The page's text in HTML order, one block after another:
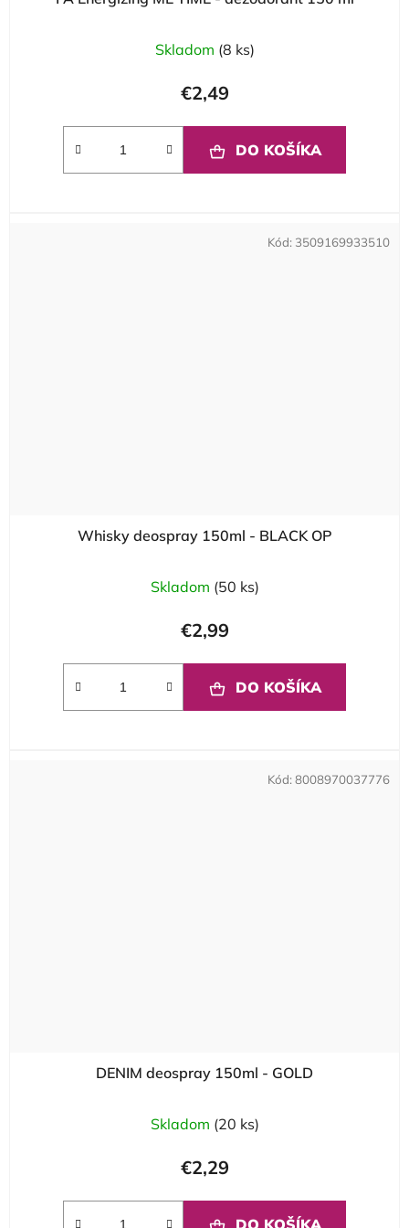
Skladom (8 ks)
€2,49
DO KOŠÍKA
Whisky deospray 150ml - BLACK OP
Skladom (50 ks)
€2,99
DO KOŠÍKA
Kód: 3509169933510
DENIM deospray 150ml - GOLD
Skladom (20 ks)
€2,29
DO KOŠÍKA
Kód: 8008970037776